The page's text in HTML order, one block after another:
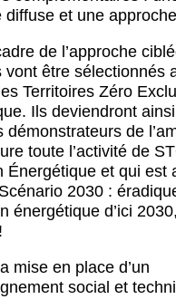
diffuse et une
de l’approche
vont être sélectionnés
Territoires Zéro
Ils deviendront
démonstrateurs de
toute l’activité de
Énergétique et qui
2030 :
énergétique d’ici
mise en place d’un
social et